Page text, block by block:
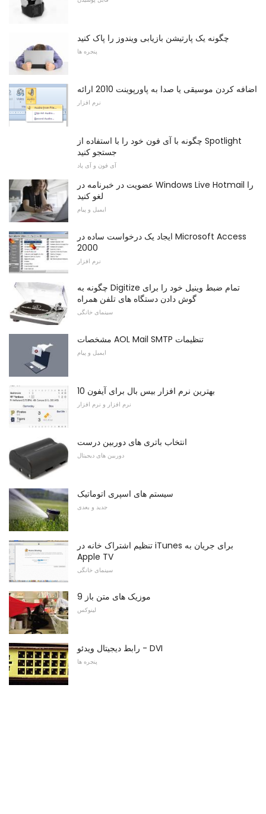
چگونه یک پارتیشن بازیابی ویندوز را پاک کنید
پنجره ها
اضافه کردن موسیقی یا صدا به پاورپوینت 2010 ارائه
نرم افزار
چگونه با آی فون خود را با استفاده از Spotlight
جستجو کنید
آی فون و آی پاد
عضویت در خبرنامه در Windows Live Hotmail را
لغو کنید
ایمیل و پیام
ایجاد یک درخواست ساده در Microsoft Access
2000
نرم افزار
چگونه به Digitize تمام ضبط وینیل خود را برای
گوش دادن دستگاه های تلفن همراه
سینمای خانگی
مشخصات AOL Mail SMTP تنظیمات
ایمیل و پیام
10 بهترین نرم افزار بیس بال برای آیفون
نرم افزار و نرم افزار
انتخاب باتری های دوربین درست
دوربین های دیجیتال
سیستم های اسپری اتوماتیک
جدید و بعدی
تنظیم اشتراک خانه در iTunes برای جریان به
Apple TV
سینمای خانگی
9 موزیک های متن باز
لینوکس
رابط دیجیتال ویدئو - DVI
پنجره ها